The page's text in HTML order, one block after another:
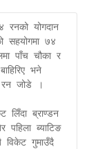
रनको योगदान
सहयोगमा ७४
पाँच चौका र
भने
जोडे ।
लिँदा ब्राण्डन
ब्याटिङ
गुमाउँदै